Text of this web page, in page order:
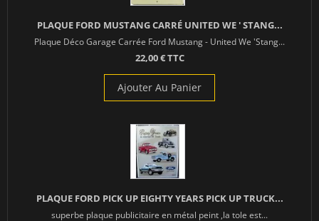
PLAQUE FORD MUSTANG CARRÉ UNITED WE ' STANG...
Plaque Déco Garage Carrée Ford Mustang - United We 'Stang...
22,00 € TTC
Ajouter Au Panier
PLAQUE FORD PICK UP EIGHTY YEARS PICK UP TRUCK...
superbe plaque publicitaire en métal peint ,la tole est...